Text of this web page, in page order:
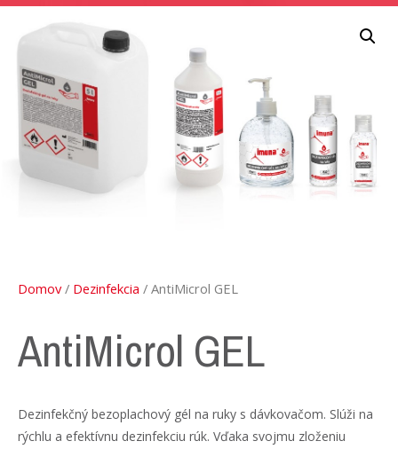
Domov/ Dezinfekcia / AntiMicrol GEL
AntiMicrol GEL
Dezinfekčný bezoplachový gél na ruky s dávkovačom. Slúži na
rýchlu a efektívnu dezinfekciu rúk. Vďaka svojmu zloženiu